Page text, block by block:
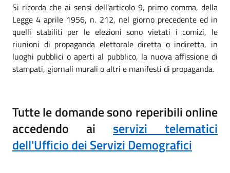
Si ricorda che ai sensi dell'articolo 9, primo comma, della
Legge 4 aprile 1956, n. 212, nel giorno precedente ed in
quelli stabiliti per le elezioni sono vietati i comizi, le
riunioni di propaganda elettorale diretta o indiretta, in
luoghi pubblici o aperti al pubblico, la nuova affissione di
stampati, giornali murali o altri e manifesti di propaganda.
Tutte le domande sono reperibili online
accedendo ai servizi telematici
dell'Ufficio dei Servizi Demografici